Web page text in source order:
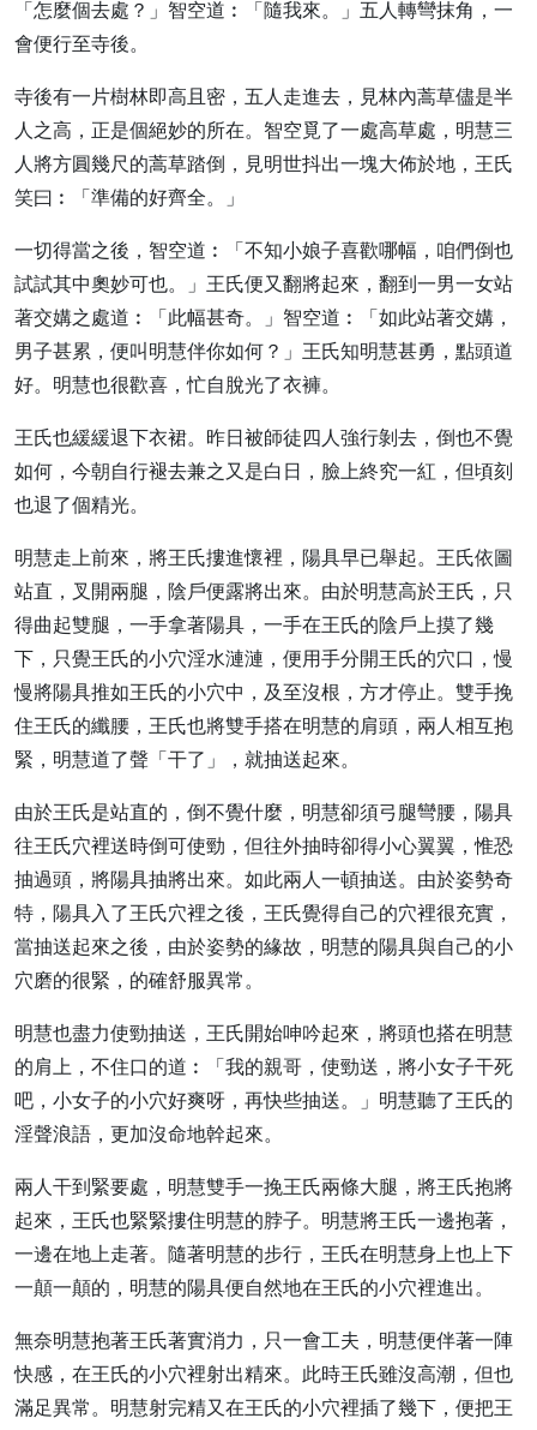
「怎麼個去處？」智空道︰「隨我來。」五人轉彎抹角，一
會便行至寺後。
寺後有一片樹林即高且密，五人走進去，見林內蒿草儘是半
人之高，正是個絕妙的所在。智空覓了一處高草處，明慧三
人將方圓幾尺的蒿草踏倒，見明世抖出一塊大佈於地，王氏
笑曰︰「準備的好齊全。」
一切得當之後，智空道︰「不知小娘子喜歡哪幅，咱們倒也
試試其中奧妙可也。」王氏便又翻將起來，翻到一男一女站
著交媾之處道︰「此幅甚奇。」智空道︰「如此站著交媾，
男子甚累，便叫明慧伴你如何？」王氏知明慧甚勇，點頭道
好。明慧也很歡喜，忙自脫光了衣褲。
王氏也緩緩退下衣裙。昨日被師徒四人強行剝去，倒也不覺
如何，今朝自行褪去兼之又是白日，臉上終究一紅，但頃刻
也退了個精光。
明慧走上前來，將王氏摟進懷裡，陽具早已舉起。王氏依圖
站直，叉開兩腿，陰戶便露將出來。由於明慧高於王氏，只
得曲起雙腿，一手拿著陽具，一手在王氏的陰戶上摸了幾
下，只覺王氏的小穴淫水漣漣，便用手分開王氏的穴口，慢
慢將陽具推如王氏的小穴中，及至沒根，方才停止。雙手挽
住王氏的纖腰，王氏也將雙手搭在明慧的肩頭，兩人相互抱
緊，明慧道了聲「干了」，就抽送起來。
由於王氏是站直的，倒不覺什麼，明慧卻須弓腿彎腰，陽具
往王氏穴裡送時倒可使勁，但往外抽時卻得小心翼翼，惟恐
抽過頭，將陽具抽將出來。如此兩人一頓抽送。由於姿勢奇
特，陽具入了王氏穴裡之後，王氏覺得自己的穴裡很充實，
當抽送起來之後，由於姿勢的緣故，明慧的陽具與自己的小
穴磨的很緊，的確舒服異常。
明慧也盡力使勁抽送，王氏開始呻吟起來，將頭也搭在明慧
的肩上，不住口的道︰「我的親哥，使勁送，將小女子干死
吧，小女子的小穴好爽呀，再快些抽送。」明慧聽了王氏的
淫聲浪語，更加沒命地幹起來。
兩人干到緊要處，明慧雙手一挽王氏兩條大腿，將王氏抱將
起來，王氏也緊緊摟住明慧的脖子。明慧將王氏一邊抱著，
一邊在地上走著。隨著明慧的步行，王氏在明慧身上也上下
一顛一顛的，明慧的陽具便自然地在王氏的小穴裡進出。
無奈明慧抱著王氏著實消力，只一會工夫，明慧便伴著一陣
快感，在王氏的小穴裡射出精來。此時王氏雖沒高潮，但也
滿足異常。明慧射完精又在王氏的小穴裡插了幾下，便把王